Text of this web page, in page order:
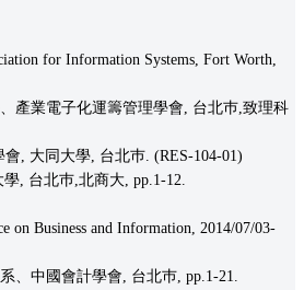
for Information Systems, Fort Worth,
產業電子化運籌管理學會, 台北巿,致理科
, 大同大學, 台北巿. (RES-104-01)
, 台北巿,北商大, pp.1-12.
on Business and Information, 2014/07/03-
、中國會計學會, 台北巿, pp.1-21.